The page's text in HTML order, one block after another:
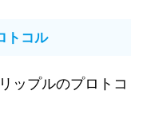
トコル
ップルのプロトコ